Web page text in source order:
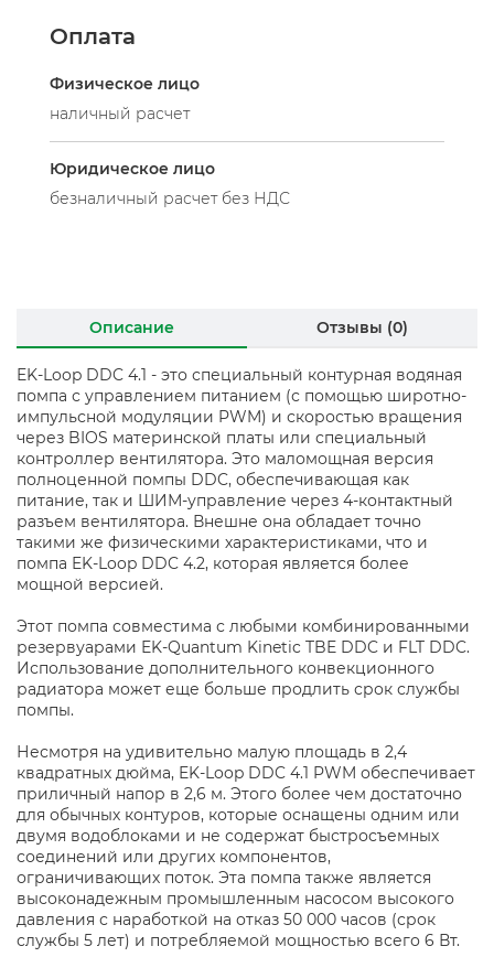
Оплата
Физическое лицо
наличный расчет
Юридическое лицо
безналичный расчет без НДС
Описание Отзывы (0)
EK-Loop DDC 4.1 - это специальный контурная водяная
помпа с управлением питанием (с помощью широтно-
импульсной модуляции PWM) и скоростью вращения
через BIOS материнской платы или специальный
контроллер вентилятора. Это маломощная версия
полноценной помпы DDC, обеспечивающая как
питание, так и ШИМ-управление через 4-контактный
разъем вентилятора. Внешне она обладает точно
такими же физическими характеристиками, что и
помпа EK-Loop DDC 4.2, которая является более
мощной версией.
Этот помпа совместима с любыми комбинированными
резервуарами EK-Quantum Kinetic TBE DDC и FLT DDC.
Использование дополнительного конвекционного
радиатора может еще больше продлить срок службы
помпы.
Несмотря на удивительно малую площадь в 2,4
квадратных дюйма, EK-Loop DDC 4.1 PWM обеспечивает
приличный напор в 2,6 м. Этого более чем достаточно
для обычных контуров, которые оснащены одним или
двумя водоблоками и не содержат быстросъемных
соединений или других компонентов,
ограничивающих поток. Эта помпа также является
высоконадежным промышленным насосом высокого
давления с наработкой на отказ 50 000 часов (срок
службы 5 лет) и потребляемой мощностью всего 6 Вт.